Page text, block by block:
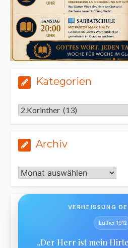
Kategorien
Kategorien
Archiv
Archiv
VERHEISSUNG
Luther 1912
„Der Herr ist mein